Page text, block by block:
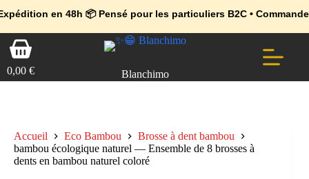
en 48h 📦 Pensé pour les particuliers B2C • Commande facile
🔥 Déjà adopté par les pros 👉 Passez en Espace Pro B2B 📦
💼 Offres réservées aux professionnels 🚀 Rejoignez l’Espace Pro
PasserPanier
d’achat
0,00 € Blanchimo
Accueil Eco Bambou
Brosse à dent bambou
bambou écologique naturel — Ensemble de 8 brosses à
dents en bambou naturel coloré